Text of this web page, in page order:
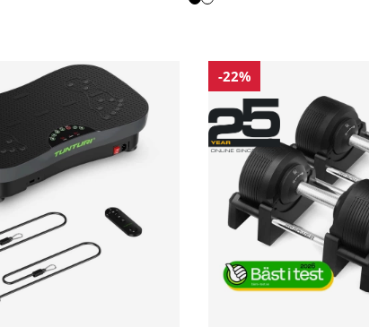
-22%